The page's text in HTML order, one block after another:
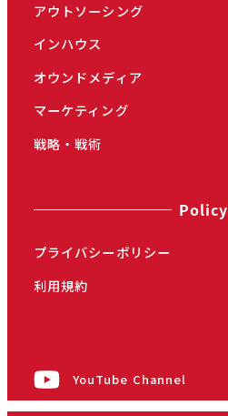
アウトソーシング
インハウス
オウンドメディア
マーケティング
戦略・戦術
Policy
プライバシーポリシー
利用規約
YouTube Channel